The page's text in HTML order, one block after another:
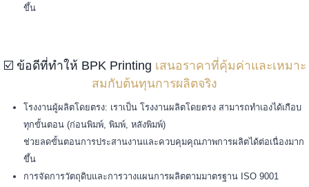
ขึ้น
☑️ ข้อดีที่ทำให้ BPK Printing เสนอราคาที่คุ้มค่าและเหมาะ
สมกับต้นทุนการผลิตจริง
โรงงานผู้ผลิตโดยตรง: เราเป็น โรงงานผลิตโดยตรง สามารถทำเองได้เกือบ
ทุกขั้นตอน (ก่อนพิมพ์, พิมพ์, หลังพิมพ์)
ช่วยลดขั้นตอนการประสานงานและควบคุมคุณภาพการผลิตได้ต่อเนื่องมาก
ขึ้น
การจัดการวัตถุดิบและการวางแผนการผลิตตามมาตรฐาน ISO 9001